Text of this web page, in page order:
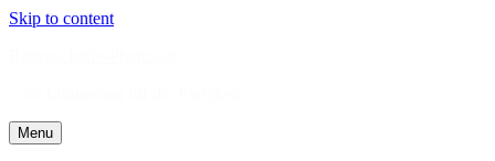
Skip to content
Menu